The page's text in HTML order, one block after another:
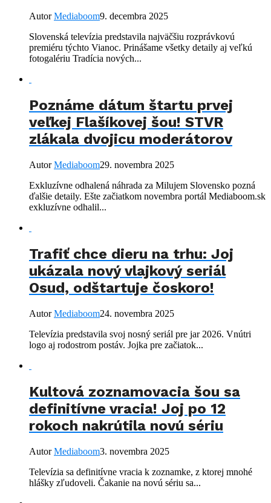
AutorMediaboom9. decembra 2025
Slovenská televízia predstavila najväčšiu rozprávkovú
premiéru týchto Vianoc. Prinášame všetky detaily aj veľkú
fotogalériu Tradícia nových...
Poznáme dátum štartu prvej
veľkej Flašíkovej šou! STVR
zlákala dvojicu moderátorov
AutorMediaboom29. novembra 2025
Exkluzívne odhalená náhrada za Milujem Slovensko pozná
ďalšie detaily. Ešte začiatkom novembra portál Mediaboom.sk
exkluzívne odhalil...
Trafiť chce dieru na trhu: Joj
ukázala nový vlajkový seriál
Osud, odštartuje čoskoro!
AutorMediaboom24. novembra 2025
Televízia predstavila svoj nosný seriál pre jar 2026. Vnútri
logo aj rodostrom postáv. Jojka pre začiatok...
Kultová zoznamovacia šou sa
definitívne vracia! Joj po 12
rokoch nakrútila novú sériu
AutorMediaboom3. novembra 2025
Televízia sa definitívne vracia k zoznamke, z ktorej mnohé
hlášky zľudoveli. Čakanie na novú sériu sa...